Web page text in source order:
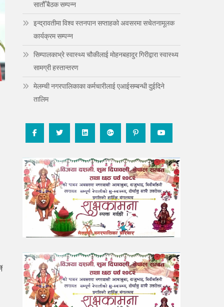
सातौँ बैठक सम्पन्न
इन्द्रावतीमा विश्व स्तनपान सप्ताहको अवसरमा सचेतनामूलक
कार्यक्रम सम्पन्न
सिम्पालकाभ्रे स्वास्थ्य चौकीलाई मोहनबहादुर गिरीद्वारा स्वास्थ्य
सामग्री हस्तान्तरण
मेलम्ची नगरपालिकाका कर्मचारीलाई एआईसम्बन्धी दुईदिने
तालिम